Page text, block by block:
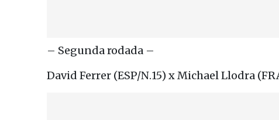
– Segunda rodada –
David Ferrer (ESP/N.15) x Michael Llodra